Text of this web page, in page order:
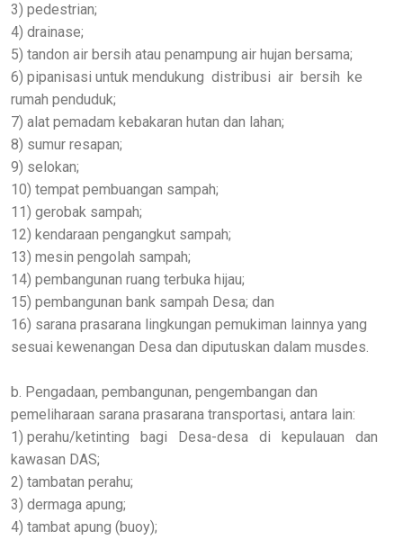
3) pedestrian;
4) drainase;
5) tandon air bersih atau penampung air hujan bersama;
6) pipanisasi untuk mendukung distribusi air bersih ke
rumah penduduk;
7) alat pemadam kebakaran hutan dan lahan;
8) sumur resapan;
9) selokan;
10) tempat pembuangan sampah;
11) gerobak sampah;
12) kendaraan pengangkut sampah;
13) mesin pengolah sampah;
14) pembangunan ruang terbuka hijau;
15) pembangunan bank sampah Desa; dan
16) sarana prasarana lingkungan pemukiman lainnya yang
sesuai kewenangan Desa dan diputuskan dalam musdes.
b. Pengadaan, pembangunan, pengembangan dan
pemeliharaan sarana prasarana transportasi, antara lain:
1) perahu/ketinting bagi Desa-desa di kepulauan dan
kawasan DAS;
2) tambatan perahu;
3) dermaga apung;
4) tambat apung (buoy);